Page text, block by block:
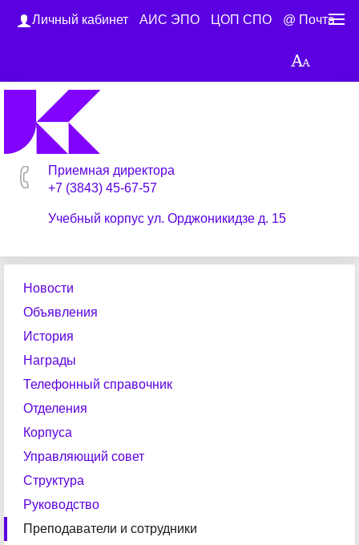
Личный кабинет АИС ЭПО ЦОП СПО @ Почта
Приемная директора
+7 (3843) 45-67-57
Учебный корпус ул. Орджоникидзе д. 15
Новости
Объявления
История
Награды
Телефонный справочник
Отделения
Корпуса
Управляющий совет
Структура
Руководство
Преподаватели и сотрудники